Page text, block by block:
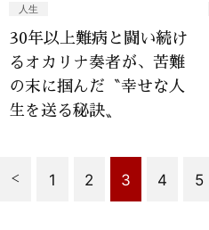
人生
30年以上難病と闘い続け
るオカリナ奏者が、苦難
の末に掴んだ〝幸せな人
生を送る秘訣〟
1 2 3 4 5